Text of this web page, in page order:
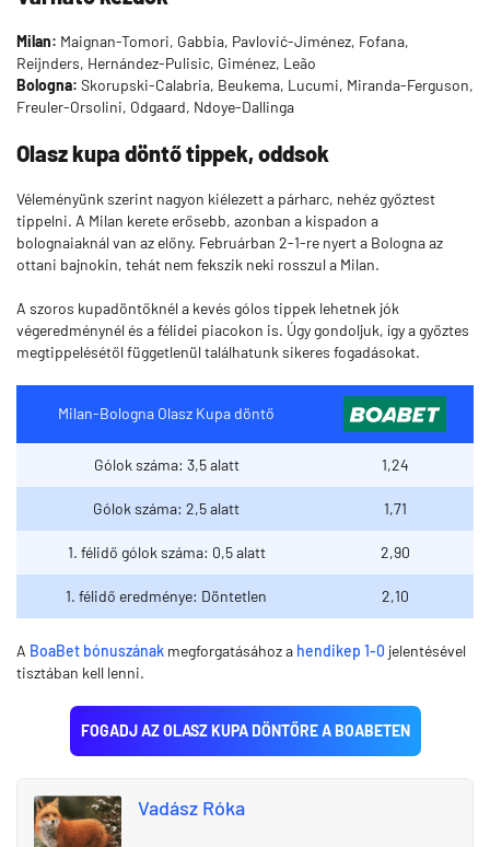
Milan: Maignan-Tomori, Gabbia, Pavlović-Jiménez, Fofana,
Reijnders, Hernández-Pulisic, Giménez, Leão
Bologna: Skorupski-Calabria, Beukema, Lucumi, Miranda-Ferguson,
Freuler-Orsolini, Odgaard, Ndoye-Dallinga
Olasz kupa döntő tippek, oddsok
Véleményünk szerint nagyon kiélezett a párharc, nehéz győztest
tippelni. A Milan kerete erősebb, azonban a kispadon a
bolognaiaknál van az előny. Februárban 2-1-re nyert a Bologna az
ottani bajnokin, tehát nem fekszik neki rosszul a Milan.
A szoros kupadöntőknél a kevés gólos tippek lehetnek jók
végeredménynél és a félidei piacokon is. Úgy gondoljuk, így a győztes
megtippelésétől függetlenül találhatunk sikeres fogadásokat.
Milan-Bologna Olasz Kupa döntő
Gólok száma: 3,5 alatt 1,24
Gólok száma: 2,5 alatt 1,71
1. félidő gólok száma: 0,5 alatt 2,90
1. félidő eredménye: Döntetlen 2,10
A BoaBet bónuszának megforgatásához a hendikep 1-0 jelentésével
tisztában kell lenni.
FOGADJ AZ OLASZ KUPA DÖNTŐRE A BOABETEN
Vadász Róka